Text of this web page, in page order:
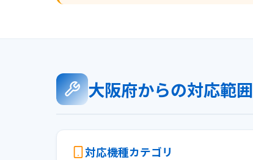
大阪府からの対応範囲
対応機種カテゴリ